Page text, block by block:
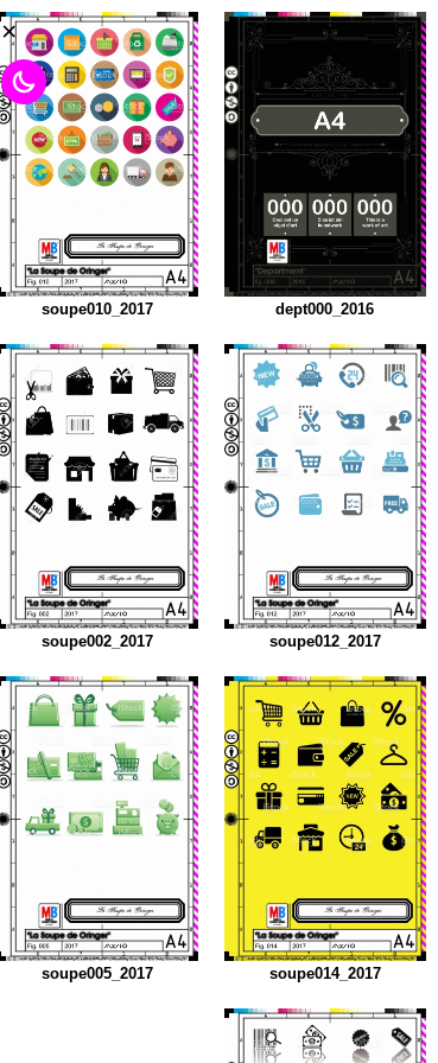
×
soupe010_2017 dept000_2016
soupe002_2017 soupe012_2017
soupe005_2017 soupe014_2017